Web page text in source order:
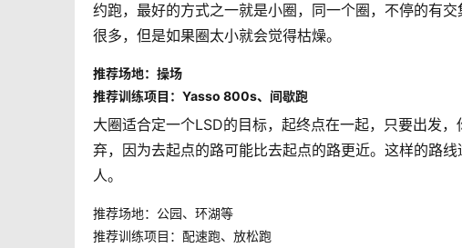
约跑，最好的方式之一就是小圈，同一个圈，不停的有
很多，但是如果圈太小就会觉得枯燥。
推荐场地：操场
推荐训练项目：Yasso 800s、间歇跑
大圈适合定一个LSD的目标，起终点在一起，只要出发
弃，因为去起点的路可能比去起点的路更近。这样的路
人。
推荐场地：公园、环湖等
推荐训练项目：配速跑、放松跑